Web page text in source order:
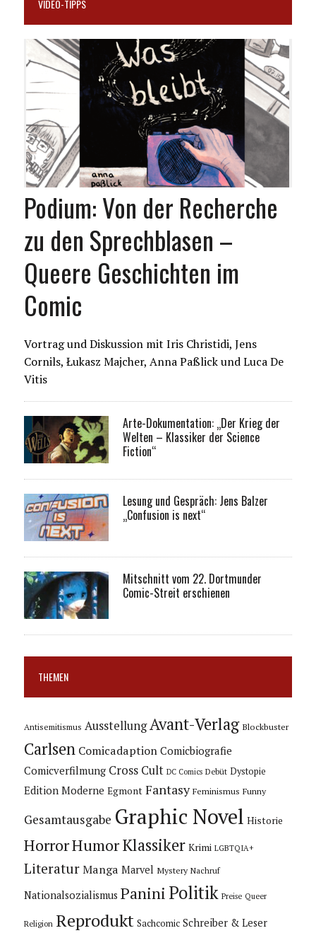
VIDEO-TIPPS
Podium: Von der Recherche
zu den Sprechblasen –
Queere Geschichten im
Comic
Vortrag und Diskussion mit Iris Christidi, Jens
Cornils, Łukasz Majcher, Anna Paßlick und Luca De
Vitis
Arte-Dokumentation: „Der Krieg der
Welten – Klassiker der Science
Fiction“
Lesung und Gespräch: Jens Balzer
„Confusion is next“
Mitschnitt vom 22. Dortmunder
Comic-Streit erschienen
THEMEN
Antisemitismus Ausstellung Avant-Verlag Blockbuster
Carlsen Comicadaption Comicbiografie
Comicverfilmung Cross Cult DC Comics Debüt Dystopie
Edition Moderne Egmont Fantasy Feminismus Funny
Gesamtausgabe Graphic Novel Historie
HorrorHumorKlassiker Krimi LGBTQIA+
Literatur Manga Marvel Mystery Nachruf
Nationalsozialismus Panini Politik Preise Queer
Religion Reprodukt Sachcomic Schreiber & Leser